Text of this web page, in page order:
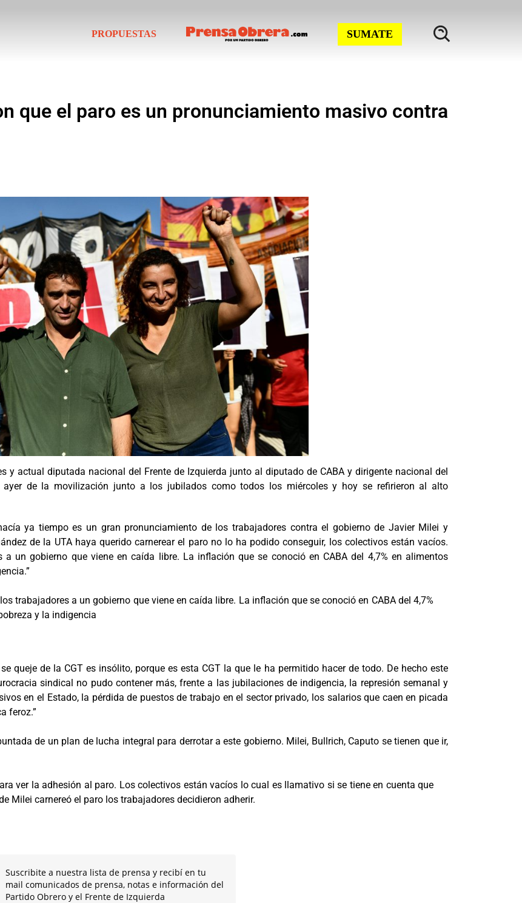
PROPUESTAS SUMATE
que el paro es un pronunciamiento masivo contra
y actual diputada nacional del Frente de Izquierda junto al diputado de CABA y dirigente nacional del
ayer de la movilización junto a los jubilados como todos los miércoles y hoy se refirieron al alto
ya tiempo es un gran pronunciamiento de los trabajadores contra el gobierno de Javier Milei y
de la UTA haya querido carnerear el paro no lo ha podido conseguir, los colectivos están vacíos.
un gobierno que viene en caída libre. La inflación que se conoció en CABA del 4,7% en alimentos
trabajadores a un gobierno que viene en caída libre. La inflación que se conoció en CABA del 4,7%
y la indigencia
queje de la CGT es insólito, porque es esta CGT la que le ha permitido hacer de todo. De hecho este
sindical no pudo contener más, frente a las jubilaciones de indigencia, la represión semanal y
en el Estado, la pérdida de puestos de trabajo en el sector privado, los salarios que caen en picada
feroz.”
de un plan de lucha integral para derrotar a este gobierno. Milei, Bullrich, Caputo se tienen que ir,
ver la adhesión al paro. Los colectivos están vacíos lo cual es llamativo si se tiene en cuenta que
Milei carnereó el paro los trabajadores decidieron adherir.
Suscribite a nuestra lista de prensa y recibí en tu
mail comunicados de prensa, notas e información del
Partido Obrero y el Frente de Izquierda